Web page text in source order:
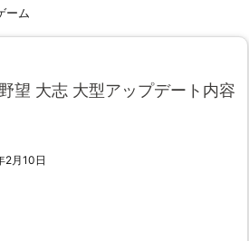
ーム
望 大志 大型アップデート内容
2月10日